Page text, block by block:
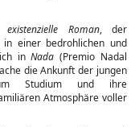
existenzielle Roman, der
in einer bedrohlichen und
inNada (Premio Nadal
die Ankunft der jungen
Studium und ihre
Atmosphäre voller